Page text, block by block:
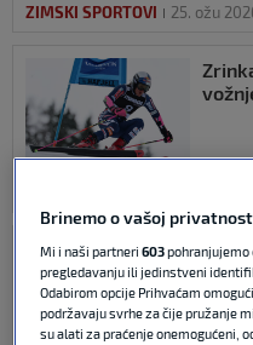
ZIMSKI SPORTOVI 25. ožu
Ljutić
Brinemo o vašoj
Mi i naši partneri603pohranjujemo
pregledavanju ili jedinstveni
Odabirom opcije Prihvaćam
podržavaju svrhe za čije pružanje
su alati za praćenje onemogućeni,